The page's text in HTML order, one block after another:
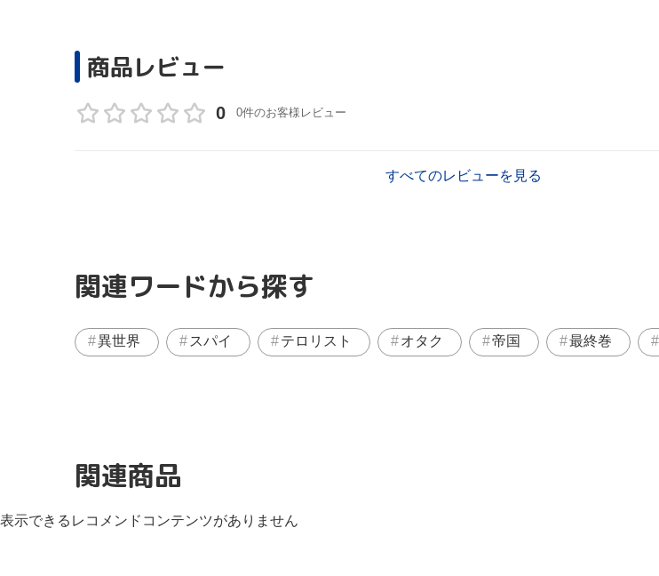
商品レビュー
0 0件のお客様レビュー
すべてのレビューを見る
関連ワードから探す
異世界 スパイ テロリスト オタク 帝国 最終巻
関連商品
表示できるレコメンドコンテンツがありません